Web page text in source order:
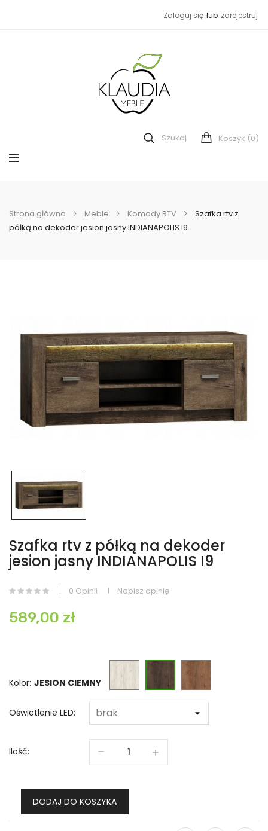
Zaloguj się lub zarejestruj
Szukaj Koszyk (0)
Strona główna Meble Komody RTV
Szafka rtv z
półką na dekoder jesion jasny INDIANAPOLIS I9
Szafka rtv z półką na dekoder
jesion jasny INDIANAPOLIS I9
0 Opinii Napisz opinię
589,00 zł
Kolor:
JESION
CIEMNY
JASNY
Oświetlenie LED:
Ilość:
DODAJ DO KOSZYKA